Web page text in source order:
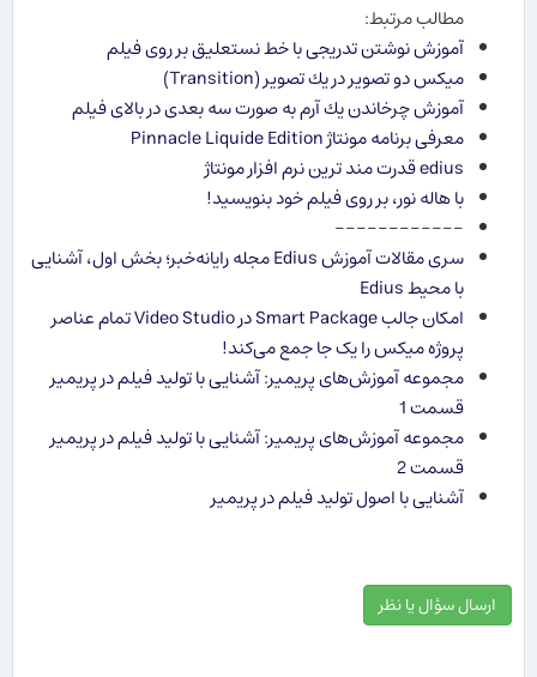
مطالب مرتبط:
آموزش نوشتن تدریجی با خط نستعلیق بر روی فیلم
میكس دو تصویر در یك تصویر (Transition)
آموزش چرخاندن یك آرم به صورت سه بعدی در بالای فیلم
معرفی برنامه مونتاژ Pinnacle Liquide Edition
edius قدرت مند ترین نرم افزار مونتاژ
با هاله نور، بر روی فیلم خود بنویسید!
------------
سری مقالات آموزش Edius مجله رایانه‌خبر؛ بخش اول، آشنایی
با محیط Edius
امکان جالب Smart Package در Video Studio تمام عناصر
پروژه میکس را یک جا جمع می‌کند!
مجموعه آموزش‌های پریمیر: آشنایی با تولید فیلم در پریمیر
قسمت 1
مجموعه آموزش‌های پریمیر: آشنایی با تولید فیلم در پریمیر
قسمت 2
آشنایی با اصول تولید فیلم در پریمیر
ارسال سؤال یا نظر